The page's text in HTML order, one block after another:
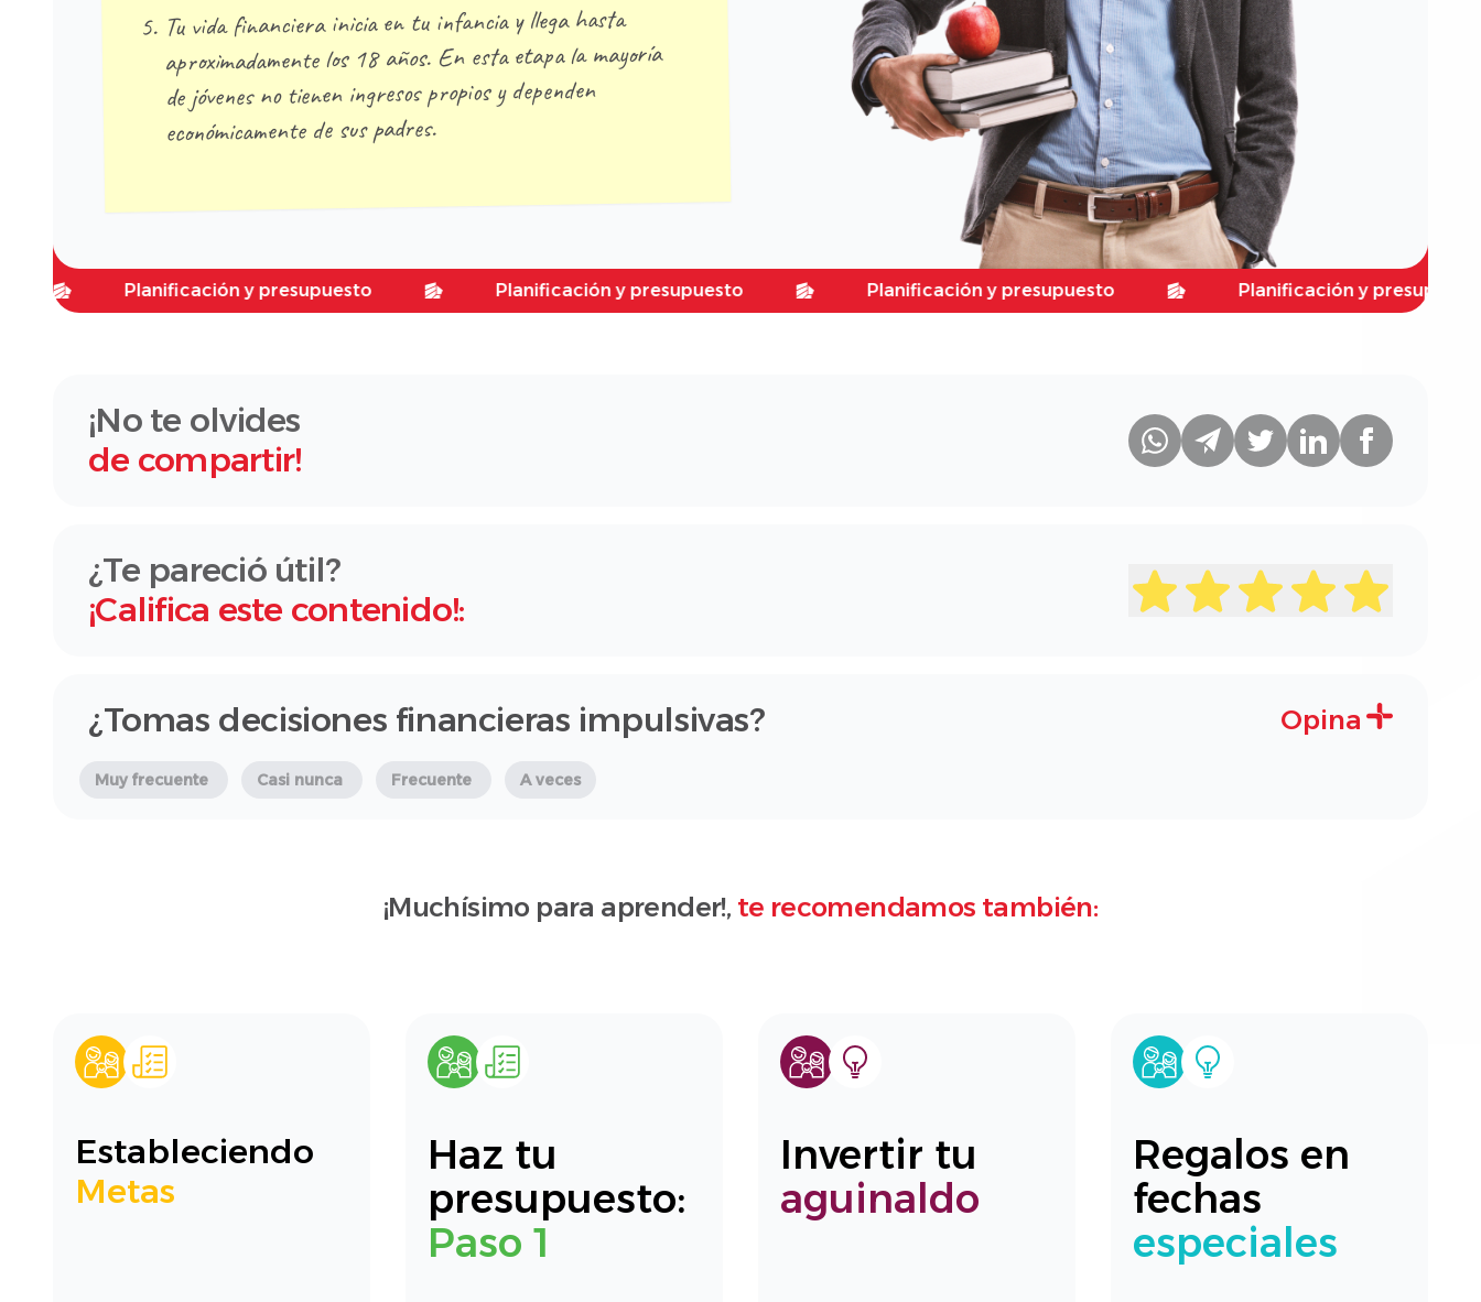
Tu vida financiera inicia en tu infancia y llega hasta
aproximadamente los 18 años. En esta etapa la mayoría
de jóvenes no tienen ingresos propios y dependen
económicamente de sus padres.
Planificación y presupuesto Planificación y presupuesto Planificación y presupuesto Planificación y presupuesto
¡No te olvides
de compartir!
¿Te pareció útil?
¡Califica este contenido!:
¿Tomas decisiones financieras impulsivas? Opina
Muy frecuente Casi nunca Frecuente A veces
¡Muchísimo para aprender!, te recomendamos también:
Estableciendo
Metas
Haz tu
presupuesto:
Paso 1
Invertir tu
aguinaldo
Regalos en
fechas
especiales